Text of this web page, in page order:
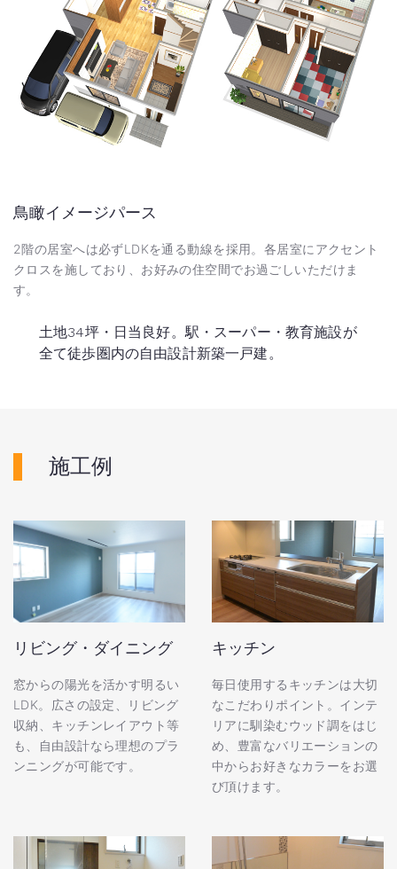
鳥瞰イメージパース
2階の居室へは必ずLDKを通る動線を採用。各居室にアクセント
クロスを施しており、お好みの住空間でお過ごしいただけま
す。
土地34坪・日当良好。駅・スーパー・教育施設が
全て徒歩圏内の自由設計新築一戸建。
施工例
リビング・ダイニング
窓からの陽光を活かす明るい
LDK。広さの設定、リビング
収納、キッチンレイアウト等
も、自由設計なら理想のプラ
ンニングが可能です。
キッチン
毎日使用するキッチンは大切
なこだわりポイント。インテ
リアに馴染むウッド調をはじ
め、豊富なバリエーションの
中からお好きなカラーをお選
び頂けます。